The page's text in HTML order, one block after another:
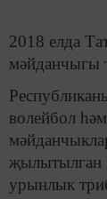
2018 елда
мәйданчыгы
волейбол
җылытылган
урынлык